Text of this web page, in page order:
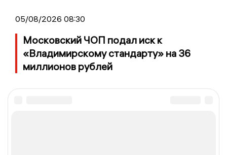
05/08/2026 08:30
Московский ЧОП подал иск к
«Владимирскому стандарту» на 36
миллионов рублей